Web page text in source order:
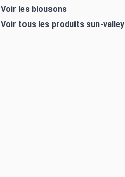
Voir les blousons
Voir tous les produits sun-valley